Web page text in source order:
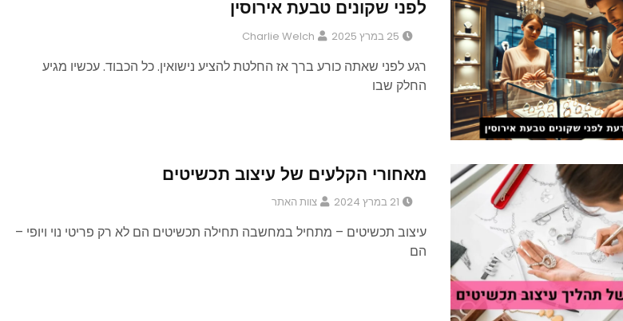
לפני שקונים טבעת אירוסין
25 במרץ 2025 Charlie Welch
רגע לפני שאתה כורע ברך אז החלטת להציע נישואין. כל הכבוד. עכשיו מגיע
החלק שבו
מאחורי הקלעים של עיצוב תכשיטים
21 במרץ 2024 צוות האתר
עיצוב תכשיטים – מתחיל במחשבה תחילה תכשיטים הם לא רק פריטי נוי ויופי –
הם